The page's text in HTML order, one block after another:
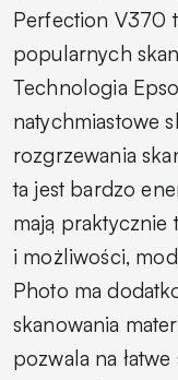
Perfection V370
popularnych
Technologia
natychmiastowe
rozgrzewania
ta jest bardzo
mają praktycznie
i możliwości,
Photo ma
skanowania
pozwala na